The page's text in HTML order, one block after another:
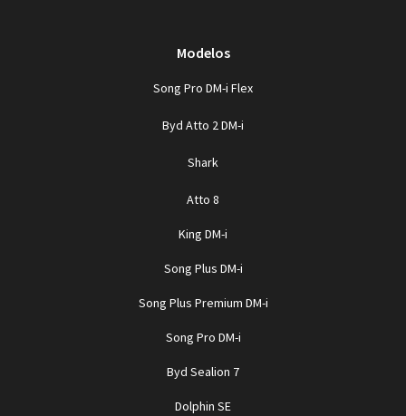
Modelos
Song Pro DM-i Flex
Byd Atto 2 DM-i
Shark
Atto 8
King DM-i
Song Plus DM-i
Song Plus Premium DM-i
Song Pro DM-i
Byd Sealion 7
Dolphin SE